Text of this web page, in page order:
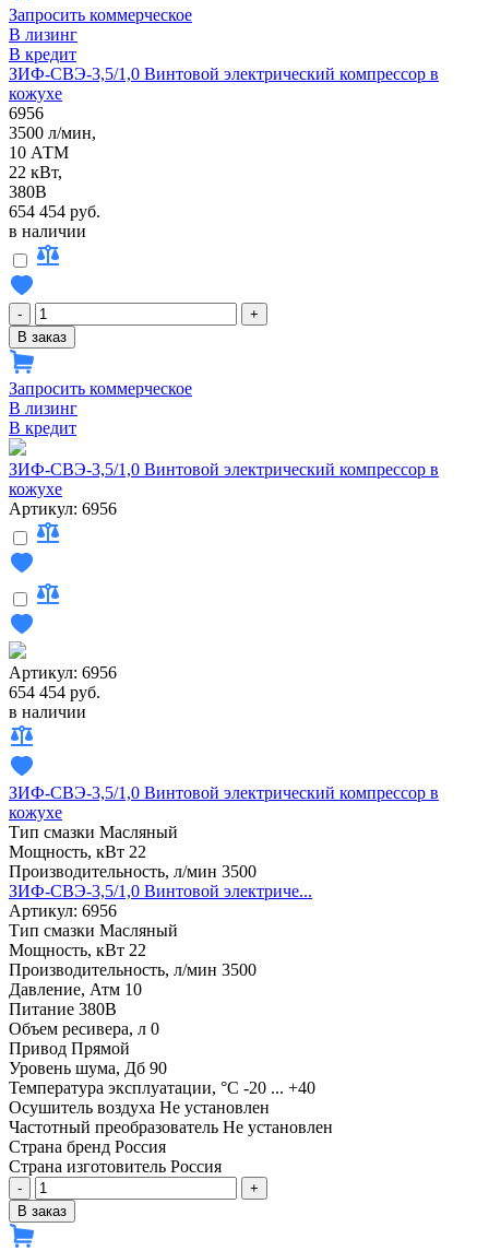
Запросить коммерческое
В лизинг
В кредит
ЗИФ-СВЭ-3,5/1,0 Винтовой электрический компрессор в
кожухе
6956
3500 л/мин,
10 АТМ
22 кВт,
380В
654 454 руб.
в наличии
-
+
В заказ
Запросить коммерческое
В лизинг
В кредит
ЗИФ-СВЭ-3,5/1,0 Винтовой электрический компрессор в
кожухе
Артикул: 6956
Артикул: 6956
654 454 руб.
в наличии
ЗИФ-СВЭ-3,5/1,0 Винтовой электрический компрессор в
кожухе
Тип смазки Масляный
Мощность, кВт 22
Производительность, л/мин 3500
ЗИФ-СВЭ-3,5/1,0 Винтовой электриче...
Артикул: 6956
Тип смазки Масляный
Мощность, кВт 22
Производительность, л/мин 3500
Давление, Атм 10
Питание 380В
Объем ресивера, л 0
Привод Прямой
Уровень шума, Дб 90
Температура эксплуатации, °С -20 ... +40
Осушитель воздуха Не установлен
Частотный преобразователь Не установлен
Страна бренд Россия
Страна изготовитель Россия
-
+
В заказ